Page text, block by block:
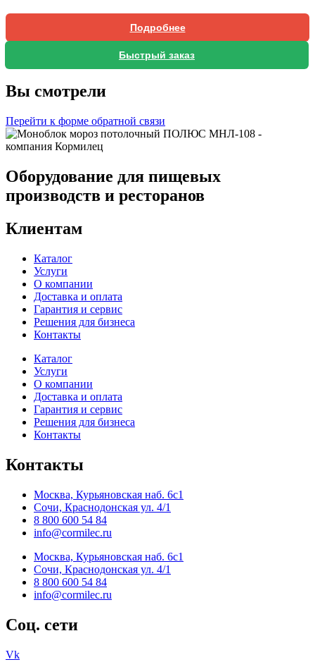
Подробнее
Быстрый заказ
Вы смотрели
Перейти к форме обратной связи
Оборудование для пищевых
производств и ресторанов
Клиентам
Каталог
Услуги
О компании
Доставка и оплата
Гарантия и сервис
Решения для бизнеса
Контакты
Каталог
Услуги
О компании
Доставка и оплата
Гарантия и сервис
Решения для бизнеса
Контакты
Контакты
Москва, Курьяновская наб. 6с1
Сочи, Краснодонская ул. 4/1
8 800 600 54 84
info@cormilec.ru
Москва, Курьяновская наб. 6с1
Сочи, Краснодонская ул. 4/1
8 800 600 54 84
info@cormilec.ru
Соц. сети
Vk